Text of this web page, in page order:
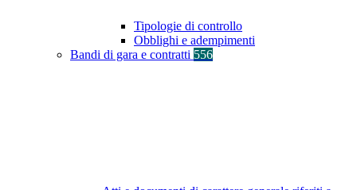
Tipologie di controllo
Obblighi e adempimenti
Bandi di gara e contratti 556